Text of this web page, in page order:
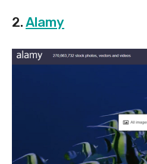
2.Alamy